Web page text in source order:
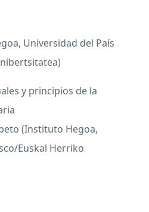
Universidad del País
y principios de la
(Instituto Hegoa,
Euskal Herriko